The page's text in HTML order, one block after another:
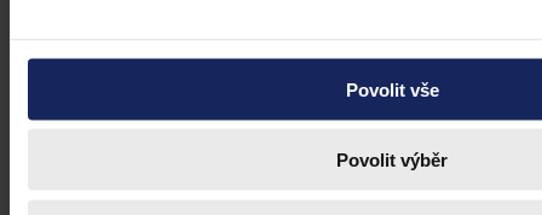
Povolit vše
Povolit výběr